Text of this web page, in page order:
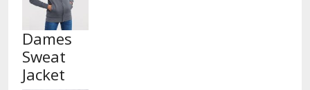
Dames
Sweat
Jacket